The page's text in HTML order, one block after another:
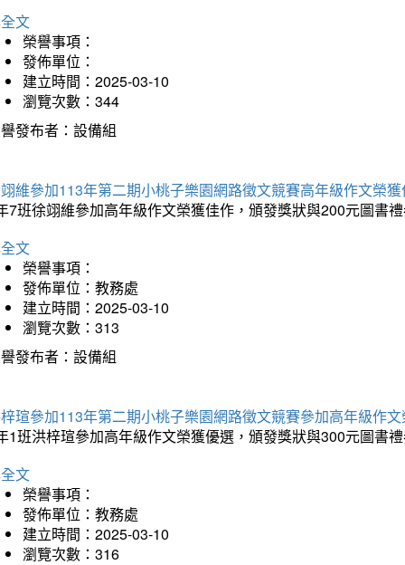
文
榮譽事項：
發佈單位：
建立時間：2025-03-10
瀏覽次數：344
發布者：設備組
維參加113年第二期小桃子樂園網路徵文競賽高年級作文榮
7班徐翊維參加高年級作文榮獲佳作，頒發獎狀與200元圖書
文
榮譽事項：
發佈單位：教務處
建立時間：2025-03-10
瀏覽次數：313
發布者：設備組
瑄參加113年第二期小桃子樂園網路徵文競賽參加高年級作
1班洪梓瑄參加高年級作文榮獲優選，頒發獎狀與300元圖書
文
榮譽事項：
發佈單位：教務處
建立時間：2025-03-10
瀏覽次數：316